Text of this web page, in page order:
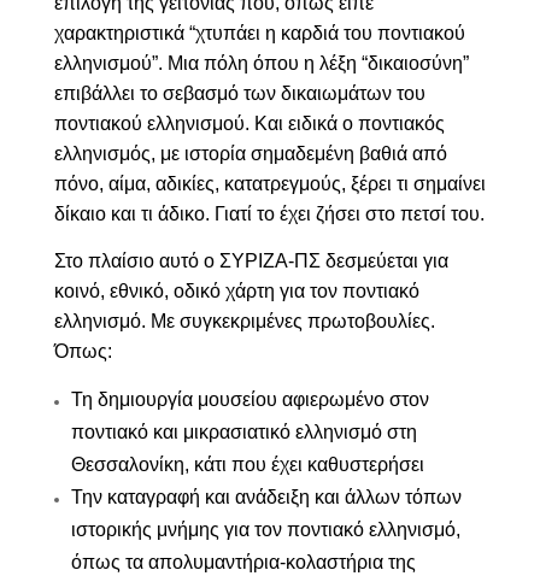
χαρακτηριστικά “χτυπάει η καρδιά του ποντιακού
ελληνισμού”. Μια πόλη όπου η λέξη “δικαιοσύνη”
επιβάλλει το σεβασμό των δικαιωμάτων του
ποντιακού ελληνισμού. Και ειδικά ο ποντιακός
ελληνισμός, με ιστορία σημαδεμένη βαθιά από
πόνο, αίμα, αδικίες, κατατρεγμούς, ξέρει τι σημαίνει
δίκαιο και τι άδικο. Γιατί το έχει ζήσει στο πετσί του.
Στο πλαίσιο αυτό ο ΣΥΡΙΖΑ-ΠΣ δεσμεύεται για
κοινό, εθνικό, οδικό χάρτη για τον ποντιακό
ελληνισμό. Με συγκεκριμένες πρωτοβουλίες.
Όπως:
Τη δημιουργία μουσείου αφιερωμένο στον
ποντιακό και μικρασιατικό ελληνισμό στη
Θεσσαλονίκη, κάτι που έχει καθυστερήσει
Την καταγραφή και ανάδειξη και άλλων τόπων
ιστορικής μνήμης για τον ποντιακό ελληνισμό,
όπως τααπολυμαντήρια-κολαστήρια της